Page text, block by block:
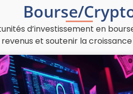
Bourse/
d’investissement en
et soutenir la